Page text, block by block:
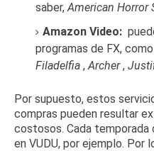
saber,American Horror
Amazon Video:
programas de FX, como
Filadelfia ,Archer,
Por supuesto, estos
compras pueden resultar
costosos. Cada temporada
en VUDU, por ejemplo. Por